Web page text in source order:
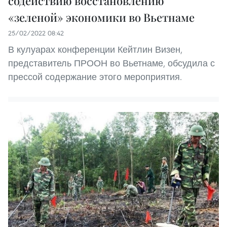
«зеленой» экономики во Вьетнаме
25/02/2022 08:42
В кулуарах конференции Кейтлин Визен,
представитель ПРООН во Вьетнаме, обсудила с
прессой содержание этого мероприятия.